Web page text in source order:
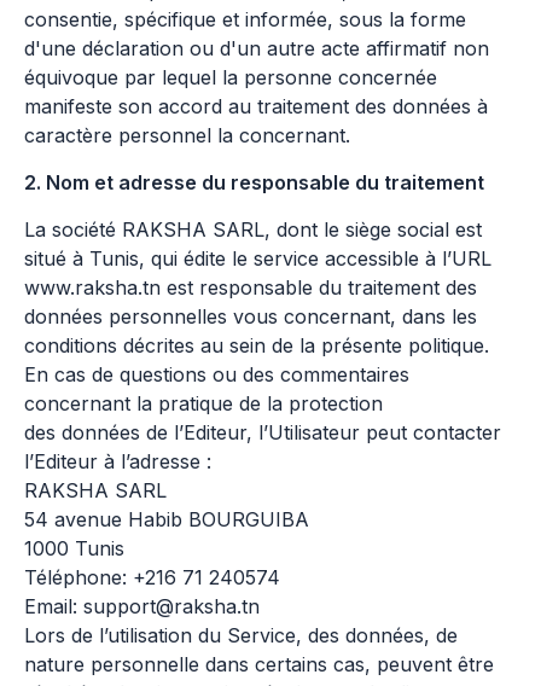
consentie, spécifique et informée, sous la forme
d'une déclaration ou d'un autre acte affirmatif non
équivoque par lequel la personne concernée
manifeste son accord au traitement des données à
caractère personnel la concernant.
2. Nom et adresse du responsable du traitement
La société RAKSHA SARL, dont le siège social est
situé à Tunis, qui édite le service accessible à l’URL
www.raksha.tn est responsable du traitement des
données personnelles vous concernant, dans les
conditions décrites au sein de la présente politique.
En cas de questions ou des commentaires
concernant la pratique de la protection
des données de l’Editeur, l’Utilisateur peut contacter
l’Editeur à l’adresse :
RAKSHA SARL
54 avenue Habib BOURGUIBA
1000 Tunis
Téléphone: +216 71 240574
Email: support@raksha.tn
Lors de l’utilisation du Service, des données, de
nature personnelle dans certains cas, peuvent être